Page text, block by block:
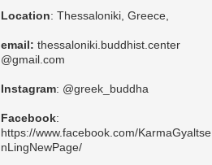
Location: Thessaloniki, Greece,
email: thessaloniki.buddhist.center
@gmail.com
Instagram: @greek_buddha
Facebook:
https://www.facebook.com/KarmaGyaltse
nLingNewPage/